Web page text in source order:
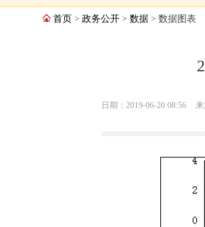
首页 > 政务公开 > 数据 > 数据图表
日期：2019-06-20 08:56